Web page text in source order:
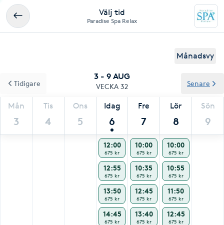
Välj tid
Paradise Spa Relax
Månadsvy
3 - 9 AUG
VECKA 32
Mån
3
Tis
4
Ons
5
Idag
6
Fre
7
Lör
8
Sön
9
Tidigare Senare
12:00
675 kr
12:55
675 kr
13:50
675 kr
14:45
675 kr
10:00
675 kr
10:35
675 kr
12:45
675 kr
13:40
675 kr
10:00
675 kr
10:55
675 kr
11:50
675 kr
12:45
675 kr